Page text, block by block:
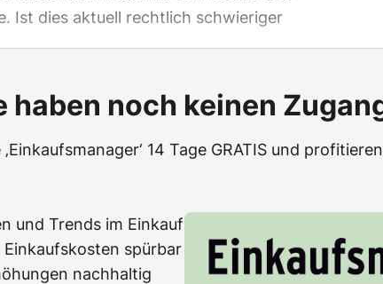
Ist dies aktuell rechtlich schwieriger
haben noch keinen
14 Tage GRATIS und
und Trends im Einkauf
spürbar
nachhaltig